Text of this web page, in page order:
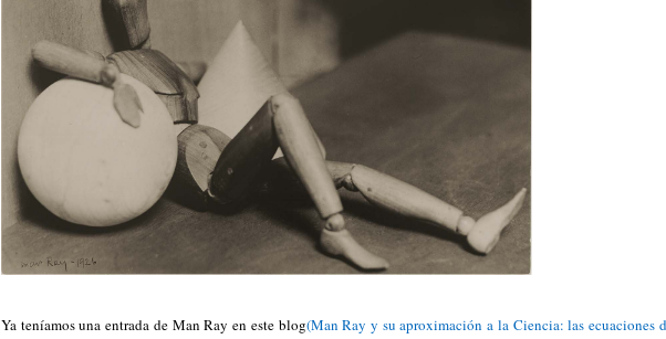
Ya teníamos una entrada de Man Ray en este blog(Man Ray y su aproximación a la Ciencia: las ecuaciones